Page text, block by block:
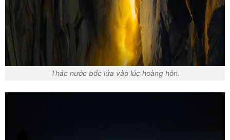
Thác nước bốc lửa vào lúc hoàng hôn.